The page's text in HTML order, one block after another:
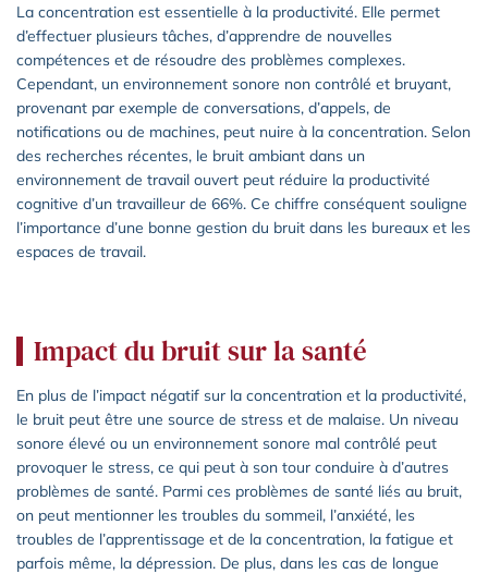
La concentration est essentielle à la productivité. Elle permet
d’effectuer plusieurs tâches, d’apprendre de nouvelles
compétences et de résoudre des problèmes complexes.
Cependant, un environnement sonore non contrôlé et bruyant,
provenant par exemple de conversations, d’appels, de
notifications ou de machines, peut nuire à la concentration. Selon
des recherches récentes, le bruit ambiant dans un
environnement de travail ouvert peut réduire la productivité
cognitive d’un travailleur de 66%. Ce chiffre conséquent souligne
l’importance d’une bonne gestion du bruit dans les bureaux et les
espaces de travail.
Impact du bruit sur la santé
En plus de l’impact négatif sur la concentration et la productivité,
le bruit peut être une source de stress et de malaise. Un niveau
sonore élevé ou un environnement sonore mal contrôlé peut
provoquer le stress, ce qui peut à son tour conduire à d’autres
problèmes de santé. Parmi ces problèmes de santé liés au bruit,
on peut mentionner les troubles du sommeil, l’anxiété, les
troubles de l’apprentissage et de la concentration, la fatigue et
parfois même, la dépression. De plus, dans les cas de longue